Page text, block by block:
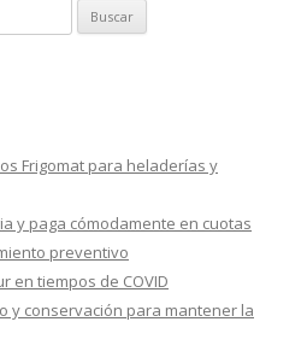
Frigomat para heladerías y
y paga cómodamente en cuotas
preventivo
en tiempos de COVID
y conservación para mantener la